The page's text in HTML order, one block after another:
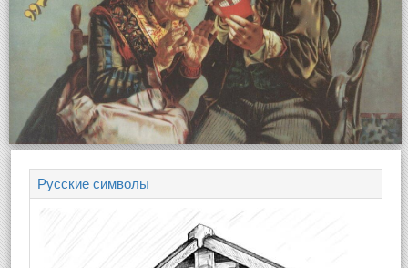
Русские символы